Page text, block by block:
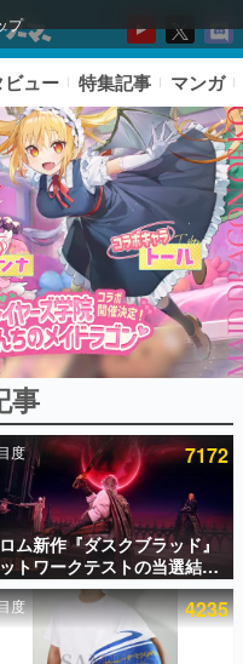
プ
ング
ュー 特集記事 マンガ
事
度 7172
ム新作『ダスクブラッド』
トワークテストの当選結果
月7日22時に発表。応募サイ
マイページから確認可能、
ト実施は8月21日～24日
度 4235